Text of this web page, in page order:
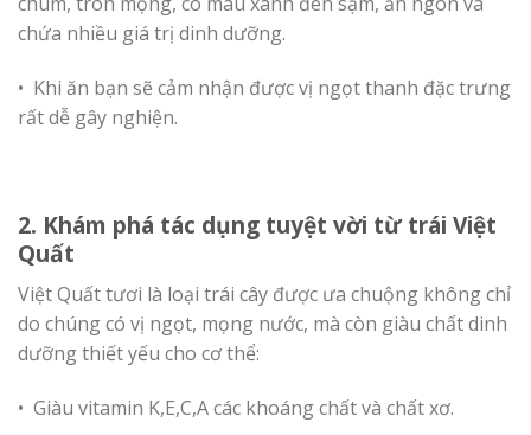
chứa nhiều giá trị dinh dưỡng.
• Khi ăn bạn sẽ cảm nhận được vị ngọt thanh đặc trưng
rất dễ gây nghiện.
2. Khám phá tác dụng tuyệt vời từ trái Việt
Quất
Việt Quất tươi là loại trái cây được ưa chuộng không chỉ
do chúng có vị ngọt, mọng nước, mà còn giàu chất dinh
dưỡng thiết yếu cho cơ thể:
• Giàu vitamin K,E,C,A các khoáng chất và chất xơ.